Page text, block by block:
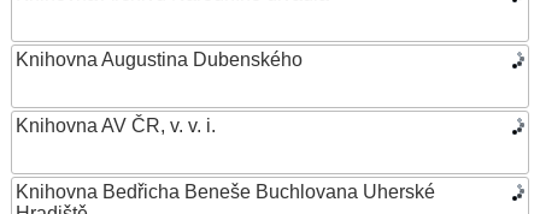
Knihovna Augustina Dubenského
Knihovna AV ČR, v. v. i.
Knihovna Bedřicha Beneše Buchlovana Uherské